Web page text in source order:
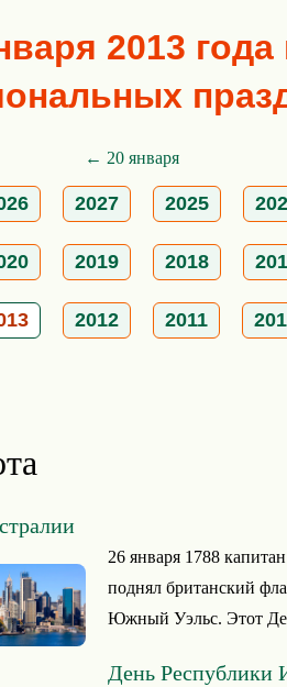
2013
← 20 января
2027 2025
2019 2018
2012 2011
26 января 1788
поднял британский
Южный Уэльс. Этот
День Республики